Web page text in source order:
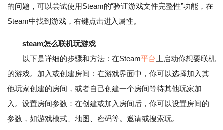
的问题，可以尝试使用Steam的“验证游戏文件完整性”功能，在
Steam中找到游戏，右键点击进入属性。
steam怎么联机玩游戏
以下是详细的步骤和方法：在Steam平台 上启动你想要联机
的游戏。加入或创建房间：在游戏界面中，你可以选择加入其
他玩家创建的房间，或者自己创建一个房间等待其他玩家加
入。设置房间参数：在创建或加入房间后，你可以设置房间的
参数，如游戏模式、地图、密码等。邀请或搜索玩。